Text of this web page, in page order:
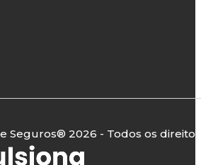
Seguros® 2026 - Todos os